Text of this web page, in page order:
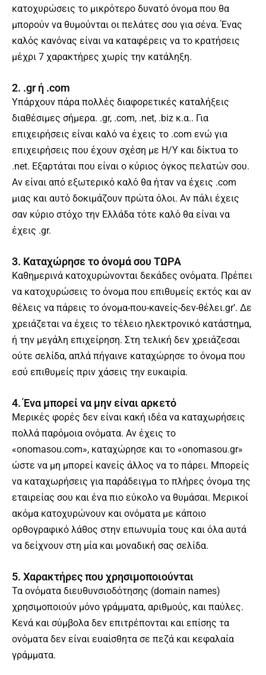
κατοχυρώσεις το μικρότερο δυνατό όνομα που θα
μπορούν να θυμούνται οι πελάτες σου για σένα. Ένας
καλός κανόνας είναι να καταφέρεις να το κρατήσεις
μέχρι 7 χαρακτήρες χωρίς την κατάληξη.
2. .gr ή .com
Υπάρχουν πάρα πολλές διαφορετικές καταλήξεις
διαθέσιμες σήμερα. .gr, .com, .net, .biz κ.α.. Για
επιχειρήσεις είναι καλό να έχεις το .com ενώ για
επιχειρήσεις που έχουν σχέση με Η/Υ και δίκτυα το
.net. Εξαρτάται που είναι ο κύριος όγκος πελατών σου.
Αν είναι από εξωτερικό καλό θα ήταν να έχεις .com
μιας και αυτό δοκιμάζουν πρώτα όλοι. Αν πάλι έχεις
σαν κύριο στόχο την Ελλάδα τότε καλό θα είναι να
έχεις .gr.
3. Καταχώρησε το όνομά σου ΤΩΡΑ
Καθημερινά κατοχυρώνονται δεκάδες ονόματα. Πρέπει
να κατοχυρώσεις το όνομα που επιθυμείς εκτός και αν
θέλεις να πάρεις το όνομα-που-κανείς-δεν-θέλει.gr’. Δε
χρειάζεται να έχεις το τέλειο ηλεκτρονικό κατάστημα,
ή την μεγάλη επιχείρηση. Στη τελική δεν χρειάζεσαι
ούτε σελίδα, απλά πήγαινε καταχώρησε το όνομα που
εσύ επιθυμείς πριν χάσεις την ευκαιρία.
4. Ένα μπορεί να μην είναι αρκετό
Μερικές φορές δεν είναι κακή ιδέα να καταχωρήσεις
πολλά παρόμοια ονόματα. Αν έχεις το
«onomasou.com», καταχώρησε και το «onomasou.gr»
ώστε να μη μπορεί κανείς άλλος να το πάρει. Μπορείς
να καταχωρήσεις για παράδειγμα το πλήρες όνομα της
εταιρείας σου και ένα πιο εύκολο να θυμάσαι. Μερικοί
ακόμα κατοχυρώνουν και ονόματα με κάποιο
ορθογραφικό λάθος στην επωνυμία τους και όλα αυτά
να δείχνουν στη μία και μοναδική σας σελίδα.
5. Χαρακτήρες που χρησιμοποιούνται
Τα ονόματα διευθυνσιοδότησης (domain names)
χρησιμοποιούν μόνο γράμματα, αριθμούς, και παύλες.
Κενά και σύμβολα δεν επιτρέπονται και επίσης τα
ονόματα δεν είναι ευαίσθητα σε πεζά και κεφαλαία
γράμματα.